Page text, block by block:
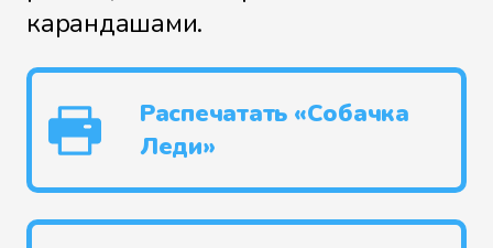
карандашами.
Распечатать «Собачка
Леди»